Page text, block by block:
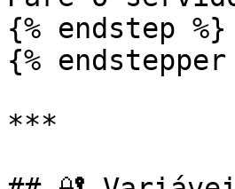
{% endstep %}
{% endstepper
***